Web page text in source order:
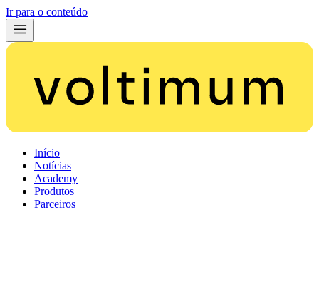
Ir para o conteúdo
Início
Notícias
Academy
Produtos
Parceiros